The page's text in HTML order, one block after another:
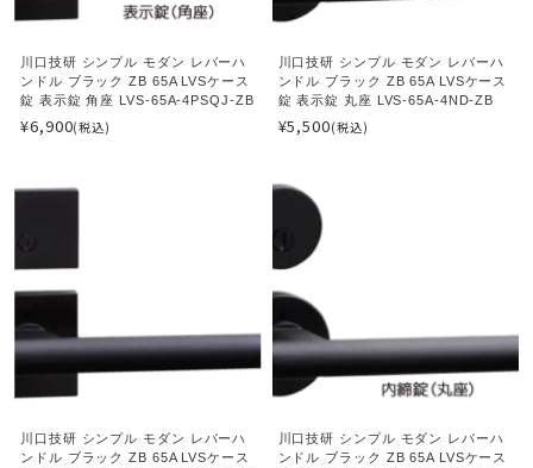
川口技研 シンプル モダン レバーハ
ンドル ブラック ZB 65A LVSケース
錠 表示錠 角座 LVS-65A-4PSQJ-ZB
¥6,900(税込)
川口技研 シンプル モダン レバーハ
ンドル ブラック ZB 65A LVSケース
錠 表示錠 丸座 LVS-65A-4ND-ZB
¥5,500(税込)
川口技研 シンプル モダン レバーハ
ンドル ブラック ZB 65A LVSケース
川口技研 シンプル モダン レバーハ
ンドル ブラック ZB 65A LVSケース